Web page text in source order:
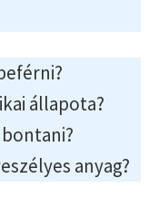
állapota?
anyag?